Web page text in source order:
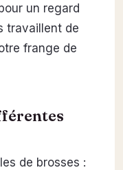
un regard
travaillent de
frange de
de brosses :